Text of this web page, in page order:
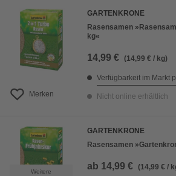
Merken
GARTENKRONE
Rasensamen
kg«
14,99 € (14,99 € / kg)
Verfügbarkeit im Markt
Nicht online erhältlich
Weitere
GARTENKRONE
Rasensamen
ab 14,99 € (14,99 € /